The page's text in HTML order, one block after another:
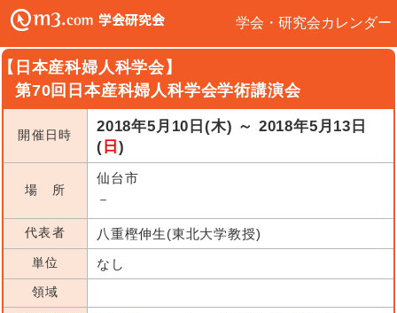
学会・研究会カレンダー
日本産科婦人科学会】
第70回日本産科婦人科学会学術講演会
開催日時
2018年5月10日(木) ～ 2018年5月13日
( 日 )
場 所
仙台市
－
代表者 八重樫伸生(東北大学教授)
単位 なし
領域